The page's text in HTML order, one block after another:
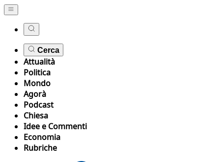
Cerca
Attualità
Politica
Mondo
Agorà
Podcast
Chiesa
Idee e Commenti
Economia
Rubriche